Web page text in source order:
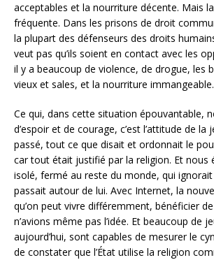
acceptables et la nourriture décente. Mais
fréquente. Dans les prisons de droit
la plupart des défenseurs des droits
veut pas qu’ils soient en contact avec les
il y a beaucoup de violence, de drogue, les
vieux et sales, et la nourriture immangeable.
Ce qui, dans cette situation épouvantable,
d’espoir et de courage, c’est l’attitude de la
passé, tout ce que disait et ordonnait le
car tout était justifié par la religion. Et nous
isolé, fermé au reste du monde, qui
passait autour de lui. Avec Internet, la
qu’on peut vivre différemment, bénéficier
n’avions même pas l’idée. Et beaucoup de
aujourd’hui, sont capables de mesurer le
de constater que l’État utilise la religion